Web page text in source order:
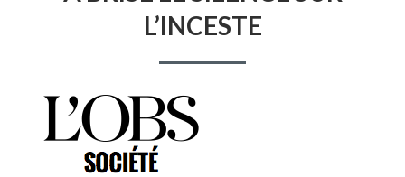
1986,
ELLE
A
L’INCESTE